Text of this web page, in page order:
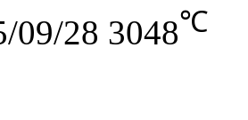
09/28 3048℃